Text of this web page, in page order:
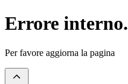
Errore interno.
Per favore aggiorna la pagina